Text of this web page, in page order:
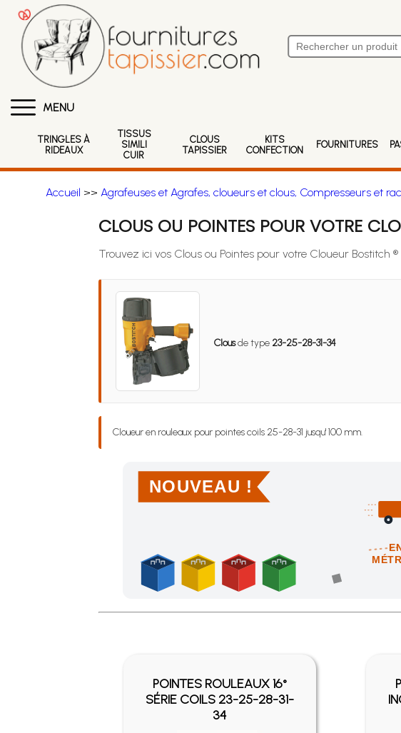
MENU
TRINGLES À
RIDEAUX
TISSUS
SIMILI
CUIR
CLOUS
TAPISSIER
KITS
CONFECTION
FOURNITURES
Accueil >> Agrafeuses et Agrafes, cloueurs et clous, Compresseurs et
CLOUS OU POINTES POUR VOTRE
Trouvez ici vos Clous ou Pointes pour votre Cloueur Bostitch
Clousde type 23-25-28-31-34
Cloueur en rouleaux pour pointes coils 25-28-31 jusqu' 100 mm.
NOUVEAU !
Achetez 4 sachets ou boîtes d'agrafes ou de pointes et nous
POINTES ROULEAUX 16°
SÉRIE COILS 23-25-28-31-
34